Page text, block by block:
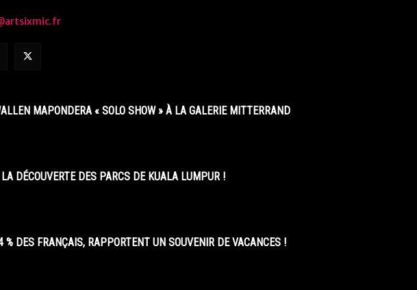
MAPONDERA « SOLO SHOW » À LA GALERIE MITTERRAND
DÉCOUVERTE DES PARCS DE KUALA LUMPUR !
% DES FRANÇAIS, RAPPORTENT UN SOUVENIR DE VACANCES !